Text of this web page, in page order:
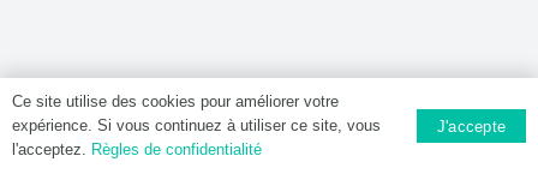
Ce site utilise des cookies pour améliorer votre
expérience. Si vous continuez à utiliser ce site, vous
l'acceptez. Règles de confidentialité
J'accepte